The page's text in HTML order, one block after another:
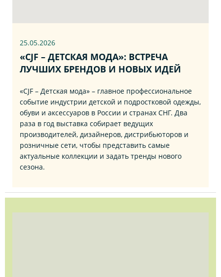
25.05.2026
«CJF – ДЕТСКАЯ МОДА»: ВСТРЕЧА
ЛУЧШИХ БРЕНДОВ И НОВЫХ ИДЕЙ
«CJF – Детская мода» – главное профессиональное
событие индустрии детской и подростковой одежды,
обуви и аксессуаров в России и странах СНГ. Два
раза в год выставка собирает ведущих
производителей, дизайнеров, дистрибьюторов и
розничные сети, чтобы представить самые
актуальные коллекции и задать тренды нового
сезона.